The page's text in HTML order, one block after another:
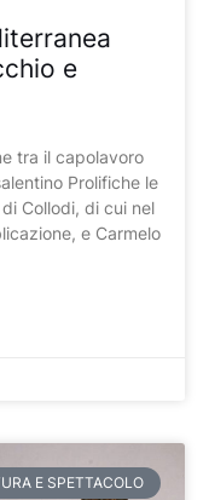
e
tra il capolavoro
Prolifiche le
Collodi, di cui nel
e Carmelo
E SPETTACOLO